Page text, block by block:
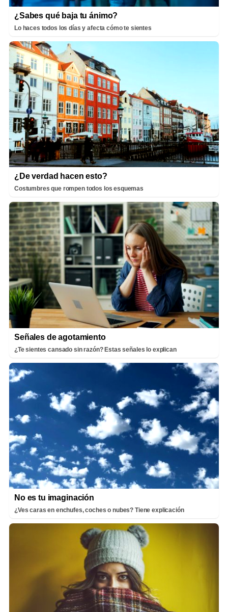
¿Sabes qué baja tu ánimo?
Lo haces todos los días y afecta cómo te sientes
¿De verdad hacen esto?
Costumbres que rompen todos los esquemas
Señales de agotamiento
¿Te sientes cansado sin razón? Estas señales lo explican
No es tu imaginación
¿Ves caras en enchufes, coches o nubes? Tiene explicación